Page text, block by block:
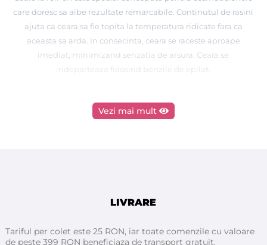
care doresc sa aibe rezultate remarcabile. Continutul de rasini
ajuta ca ceara sa fie topita la temperatura ridicate fara ca
aceasta sa arda. In consecinta, ceara se raceste aproape
imediat, minimizand senzatia de arsura. Ceara se
indeparteaza folosind benzile de epilat.
Ceara de calitate Premium import Spania
STIATI CA :
1. LaboratoareleMAYSTAR COSMETICA, au fost fondate in
Vezi mai mult
LIVRARE
Tariful per colet este 25 RON, iar toate comenzile cu valoare
de peste 399 RON beneficiaza de transport gratuit.